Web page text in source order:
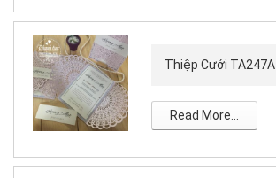
Thiệp Cưới TA247A
Read More...